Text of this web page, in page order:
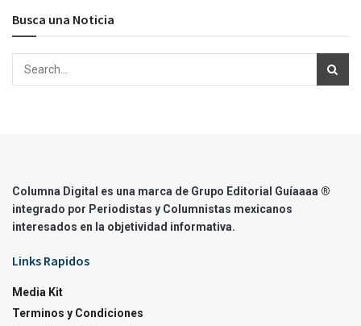
Busca una Noticia
Columna Digital es una marca de Grupo Editorial Guíaaaa ®
integrado por Periodistas y Columnistas mexicanos
interesados en la objetividad informativa.
Links Rapidos
Media Kit
Terminos y Condiciones